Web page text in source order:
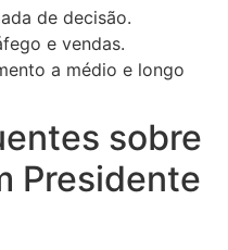
de decisão.
e vendas.
a médio e longo
sobre
Presidente